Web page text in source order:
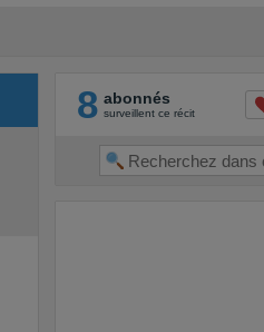
8 abonnés
surveillent ce récit